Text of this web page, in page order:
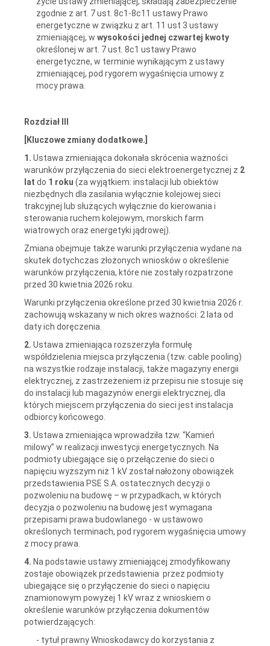
zgodnie z art. 7 ust. 8c1-8c11 ustawy Prawo
energetyczne w związku z art. 11 ust 3 ustawy
zmieniającej, w wysokości jednej czwartej kwoty
określonej w art. 7 ust. 8c1 ustawy Prawo
energetyczne, w terminie wynikającym z ustawy
zmieniającej, pod rygorem wygaśnięcia umowy z
mocy prawa.
Rozdział III
[Kluczowe zmiany dodatkowe.]
1. Ustawa zmieniająca dokonała skrócenia ważności
warunków przyłączenia do sieci elektroenergetycznej z 2
lat do 1 roku (za wyjątkiem: instalacji lub obiektów
niezbędnych dla zasilania wyłącznie kolejowej sieci
trakcyjnej lub służących wyłącznie do kierowania i
sterowania ruchem kolejowym, morskich farm
wiatrowych oraz energetyki jądrowej).
Zmiana obejmuje także warunki przyłączenia wydane na
skutek dotychczas złożonych wniosków o określenie
warunków przyłączenia, które nie zostały rozpatrzone
przed 30 kwietnia 2026 roku.
Warunki przyłączenia określone przed 30 kwietnia 2026 r.
zachowują wskazany w nich okres ważności: 2 lata od
daty ich doręczenia.
2. Ustawa zmieniająca rozszerzyła formułę
współdzielenia miejsca przyłączenia (tzw. cable pooling)
na wszystkie rodzaje instalacji, także magazyny energii
elektrycznej, z zastrzeżeniem iż przepisu nie stosuje się
do instalacji lub magazynów energii elektrycznej, dla
których miejscem przyłączenia do sieci jest instalacja
odbiorcy końcowego.
3. Ustawa zmieniająca wprowadziła tzw. “Kamień
milowy” w realizacji inwestycji energetycznych. Na
podmioty ubiegające się o przełączenie do sieci o
napięciu wyższym niż 1 kV został nałożony obowiązek
przedstawienia PSE S.A. ostatecznych decyzji o
pozwoleniu na budowę – w przypadkach, w których
decyzja o pozwoleniu na budowę jest wymagana
przepisami prawa budowlanego - w ustawowo
określonych terminach, pod rygorem wygaśnięcia umowy
z mocy prawa.
4. Na podstawie ustawy zmieniającej zmodyfikowany
zostaje obowiązek przedstawienia przez podmioty
ubiegające się o przyłączenie do sieci o napięciu
znamionowym powyżej 1 kV wraz z wnioskiem o
określenie warunków przyłączenia dokumentów
potwierdzających:
- tytuł prawny Wnioskodawcy do korzystania z